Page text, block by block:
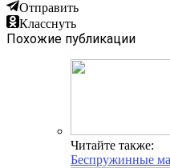
Отправить
Класснуть
Похожие публикации
Читайте также:
Беспружинные